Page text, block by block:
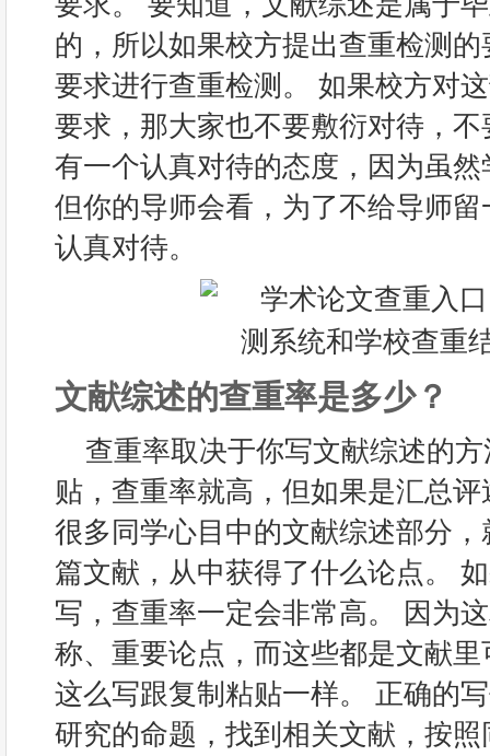
的，所以如果校方提出查重检测
要求进行查重检测。 如果校方对
要求，那大家也不要敷衍对待，
有一个认真对待的态度，因为虽
但你的导师会看，为了不给导师
认真对待。
文献综述的查重率是多少？
查重率取决于你写文献综述的
贴，查重率就高，但如果是汇总
很多同学心目中的文献综述部分
篇文献，从中获得了什么论点。
写，查重率一定会非常高。 因为
称、重要论点，而这些都是文献
这么写跟复制粘贴一样。 正确的
研究的命题，找到相关文献，按